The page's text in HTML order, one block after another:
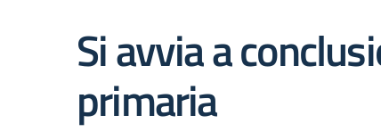
Si avvia a
primaria